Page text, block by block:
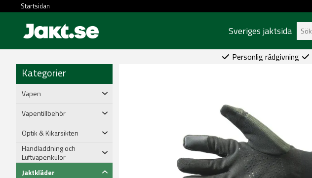
Startsidan
Sveriges jaktsida
Personlig rådgivning
Kategorier
Vapen
Vapentillbehör
Optik & Kikarsikten
Handladdning och
Luftvapenkulor
Jaktkläder